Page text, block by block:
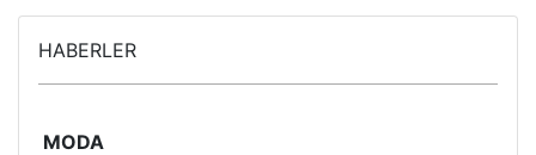
HABERLER
MODA